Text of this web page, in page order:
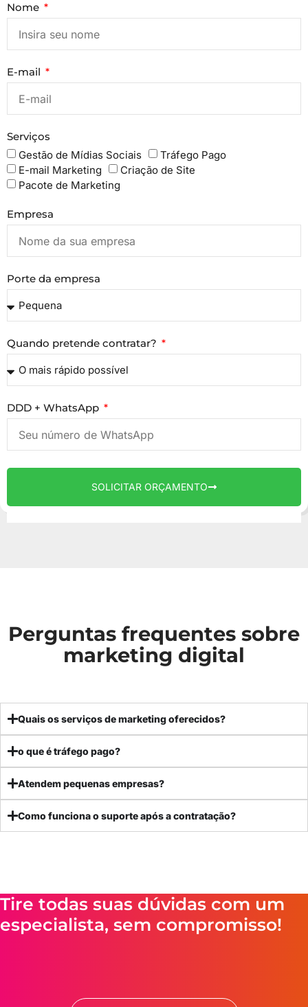
Nome
E-mail
Serviços
Gestão de Mídias Sociais
Tráfego Pago
E-mail Marketing
Criação de Site
Pacote de Marketing
Empresa
Porte da empresa
Quando pretende contratar?
DDD + WhatsApp
SOLICITAR ORÇAMENTO
Perguntas frequentes sobre
marketing digital
Quais os serviços de marketing oferecidos?
o que é tráfego pago?
Atendem pequenas empresas?
Como funciona o suporte após a contratação?
Tire todas suas dúvidas com um
especialista, sem compromisso!